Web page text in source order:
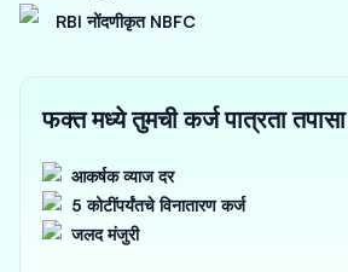
RBI नोंदणीकृत NBFC
फक्त मध्ये तुमची कर्ज पात्रता तपासा
आकर्षक व्याज दर
5 कोटींपर्यंतचे विनातारण कर्ज
जलद मंजुरी